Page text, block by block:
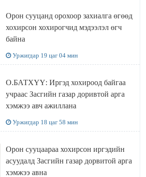
Орон сууцанд орохоор захиалга өгөөд
хохирсон хохирогчид мэдээлэл өгч
байна
Уржигдар 19 цаг 04 мин
О.БАТХҮҮ: Иргэд хохироод байгаа
учраас Засгийн газар доривтой арга
хэмжээ авч ажиллана
Уржигдар 18 цаг 58 мин
Орон сууцаараа хохирсон иргэдийн
асуудалд Засгийн газар дорвитой арга
хэмжээ авна